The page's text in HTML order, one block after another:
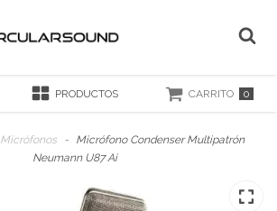
PRODUCTOS CARRITO 0
Micrófonos -
Micrófono Condenser Multipatrón
Neumann U87 Ai